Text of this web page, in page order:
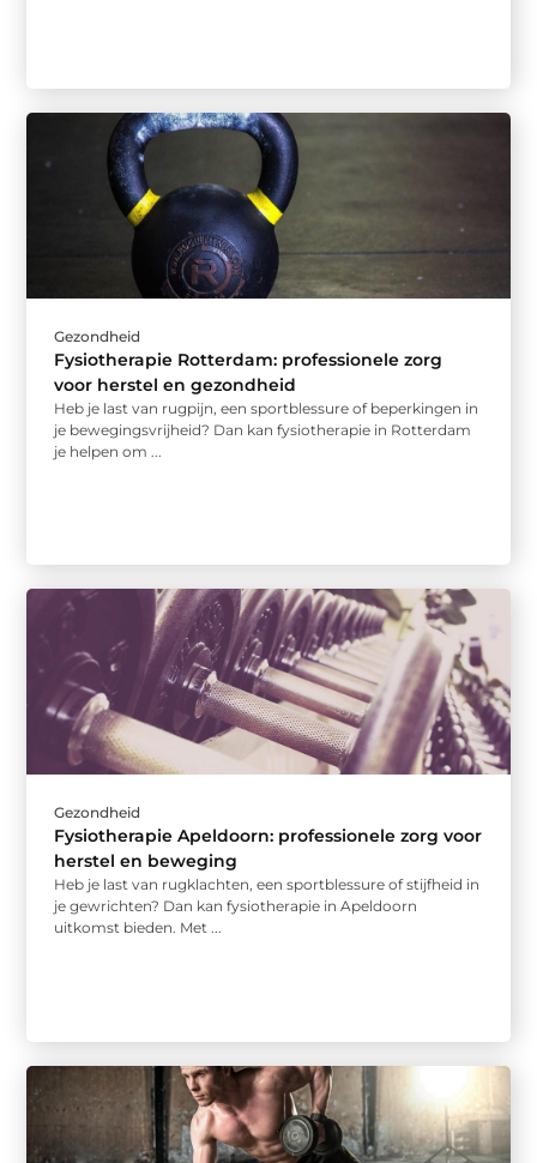
Gezondheid
Fysiotherapie Rotterdam: professionele zorg
voor herstel en gezondheid
Heb je last van rugpijn, een sportblessure of beperkingen in
je bewegingsvrijheid? Dan kan fysiotherapie in Rotterdam
je helpen om ...
Gezondheid
Fysiotherapie Apeldoorn: professionele zorg voor
herstel en beweging
Heb je last van rugklachten, een sportblessure of stijfheid in
je gewrichten? Dan kan fysiotherapie in Apeldoorn
uitkomst bieden. Met ...